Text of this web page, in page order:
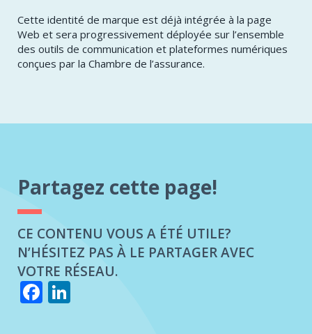
Cette identité de marque est déjà intégrée à la page
Web et sera progressivement déployée sur l’ensemble
des outils de communication et plateformes numériques
conçues par la Chambre de l’assurance.
Partagez cette page!
CE CONTENU VOUS A ÉTÉ UTILE?
N’HÉSITEZ PAS À LE PARTAGER AVEC
VOTRE RÉSEAU.
Facebook